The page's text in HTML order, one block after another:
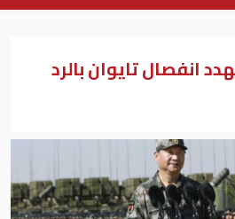
انفصال تايوان بالرد